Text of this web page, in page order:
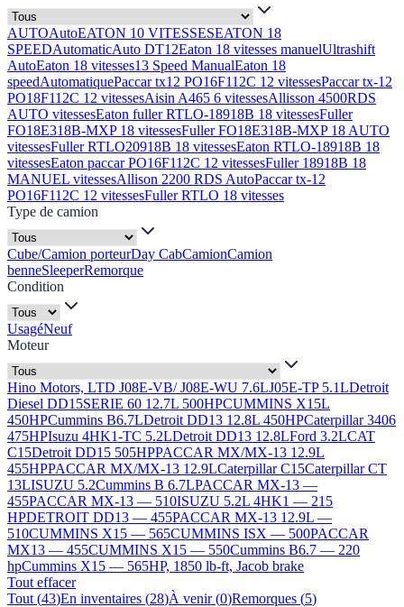
AUTOAutoEATON 10 VITESSESEATON 18
SPEEDAutomaticAuto DT12Eaton 18 vitesses manuelUltrashift
AutoEaton 18 vitesses13 Speed ManualEaton 18
speedAutomatiquePaccar tx12 PO16F112C 12 vitessesPaccar tx-12
PO18F112C 12 vitessesAisin A465 6 vitessesAllisson 4500RDS
AUTO vitessesEaton fuller RTLO-18918B 18 vitessesFuller
FO18E318B-MXP 18 vitessesFuller FO18E318B-MXP 18 AUTO
vitessesFuller RTLO20918B 18 vitessesEaton RTLO-18918B 18
vitessesEaton paccar PO16F112C 12 vitessesFuller 18918B 18
MANUEL vitessesAllison 2200 RDS AutoPaccar tx-12
PO16F112C 12 vitessesFuller RTLO 18 vitesses
Type de camion
Cube/Camion porteurDay CabCamionCamion
benneSleeperRemorque
Condition
UsagéNeuf
Moteur
Hino Motors, LTD J08E-VB/ J08E-WU 7.6LJ05E-TP 5.1LDetroit
Diesel DD15SERIE 60 12.7L 500HPCUMMINS X15L
450HPCummins B6.7LDetroit DD13 12.8L 450HPCaterpillar 3406
475HPIsuzu 4HK1-TC 5.2LDetroit DD13 12.8LFord 3.2LCAT
C15Detroit DD15 505HPPACCAR MX/MX-13 12.9L
455HPPACCAR MX/MX-13 12.9LCaterpillar C15Caterpillar CT
13LISUZU 5.2Cummins B 6.7LPACCAR MX-13 —
455PACCAR MX-13 — 510ISUZU 5.2L 4HK1 — 215
HPDETROIT DD13 — 455PACCAR MX-13 12.9L —
510CUMMINS X15 — 565CUMMINS ISX — 500PACCAR
MX13 — 455CUMMINS X15 — 550Cummins B6.7 — 220
hpCummins X15 — 565HP, 1850 lb-ft, Jacob brake
Tout effacer
Tout (43)En inventaires (28)À venir (0)Remorques (5)